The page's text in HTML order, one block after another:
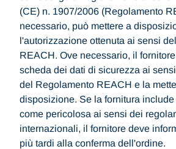
(CE) n. 1907/2006 (Regolamento
necessario, può mettere a
l'autorizzazione ottenuta ai sensi
REACH. Ove necessario, il
scheda dei dati di sicurezza ai
del Regolamento REACH e la
disposizione. Se la fornitura
come pericolosa ai sensi dei
internazionali, il fornitore deve
più tardi alla conferma dell'ordine.